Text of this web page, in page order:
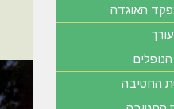
האוגדה
הנופלים
החטיבה